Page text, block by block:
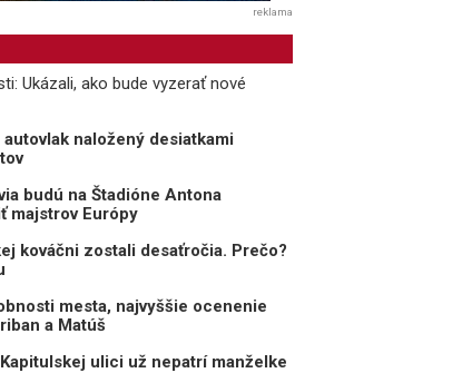
reklama
Ukázali, ako bude vyzerať nové
naložený desiatkami
budú na Štadióne Antona
majstrov Európy
kováčni zostali desaťročia. Prečo?
mesta, najvyššie ocenenie
a Matúš
ulici už nepatrí manželke